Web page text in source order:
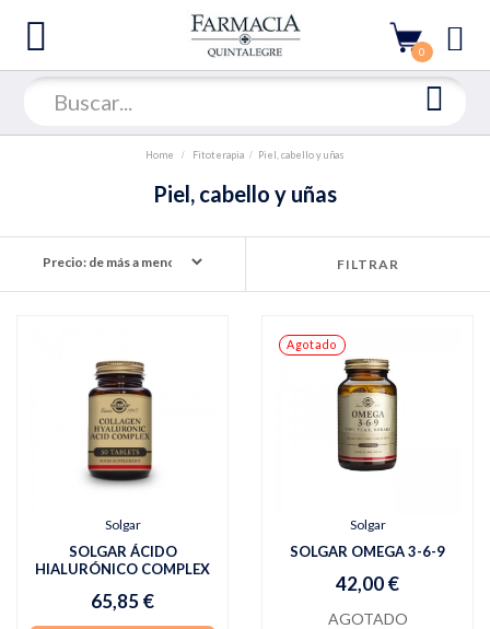
0
Home Fitoterapia Piel, cabello y uñas
Piel, cabello y uñas
FILTRAR
Solgar
SOLGAR ÁCIDO
HIALURÓNICO COMPLEX
65,85 €
Agotado
Solgar
SOLGAR OMEGA 3-6-9
42,00 €
AGOTADO